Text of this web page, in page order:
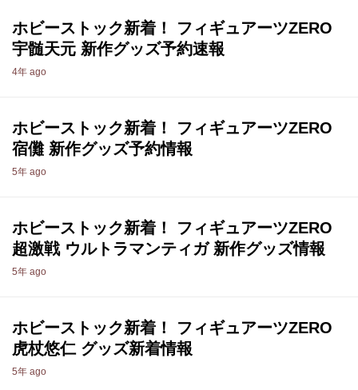
ホビーストック新着！ フィギュアーツZERO
宇髄天元 新作グッズ予約速報
4年 ago
ホビーストック新着！ フィギュアーツZERO
宿儺 新作グッズ予約情報
5年 ago
ホビーストック新着！ フィギュアーツZERO
超激戦 ウルトラマンティガ 新作グッズ情報
5年 ago
ホビーストック新着！ フィギュアーツZERO
虎杖悠仁 グッズ新着情報
5年 ago